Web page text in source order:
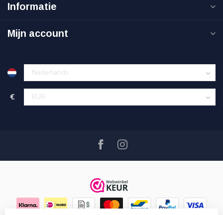
Informatie
Mijn account
€